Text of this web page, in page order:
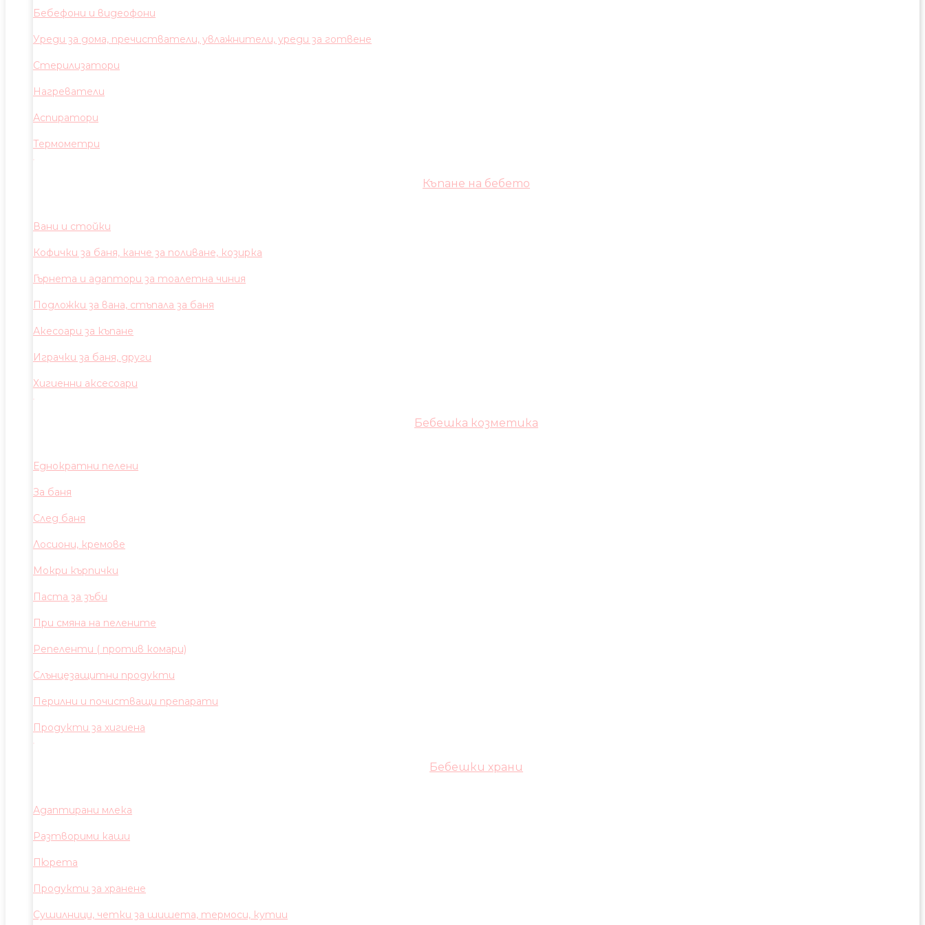
Бебефони и видеофони
Уреди за дома, пречистватели, увлажнители, уреди за готвене
Стерилизатори
Нагреватели
Аспиратори
Термометри
Къпане на бебето
Вани и стойки
Кофички за баня, канче за поливане, козирка
Гърнета и адаптори за тоалетна чиния
Подложки за вана, стъпала за баня
Акесоари за къпане
Играчки за баня, други
Хигиенни аксесоари
Бебешка козметика
Еднократни пелени
За баня
След баня
Лосиони, кремове
Мокри кърпички
Паста за зъби
При смяна на пелените
Репеленти ( против комари)
Слънцезащитни продукти
Перилни и почистващи препарати
Продукти за хигиена
Бебешки храни
Адаптирани млека
Разтворими каши
Пюрета
Продукти за хранене
Сушилници, четки за шишета, термоси, кутии